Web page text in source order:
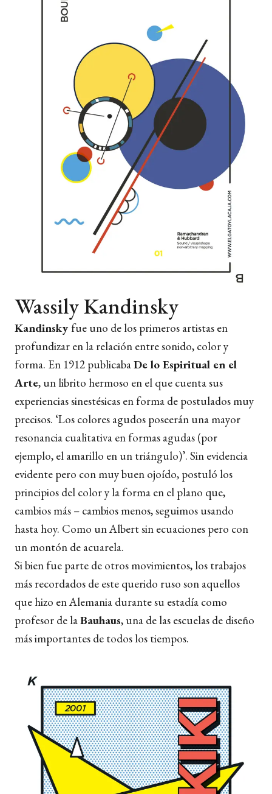
Wassily Kandinsky
Kandinsky fue uno de los primeros artistas en
profundizar en la relación entre sonido, color y
forma. En 1912 publicabaDe lo Espiritual en el
Arte, un librito hermoso en el que cuenta sus
experiencias sinestésicas en forma de postulados muy
precisos. ‘Los colores agudos poseerán una mayor
resonancia cualitativa en formas agudas (por
ejemplo, el amarillo en un triángulo)’. Sin evidencia
evidente pero con muy buen ojoído, postuló los
principios del color y la forma en el plano que,
cambios más – cambios menos, seguimos usando
hasta hoy. Como un Albert sin ecuaciones pero con
un montón de acuarela.
Si bien fue parte de otros movimientos, los trabajos
más recordados de este querido ruso son aquellos
que hizo en Alemania durante su estadía como
profesor de laBauhaus, una de las escuelas de diseño
más importantes de todos los tiempos.